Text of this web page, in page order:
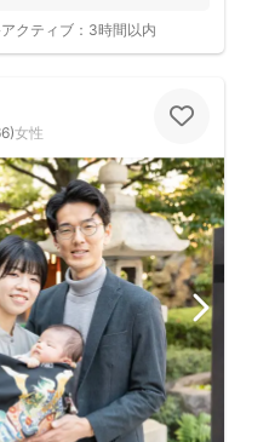
クティブ： 3時間以内
)女性